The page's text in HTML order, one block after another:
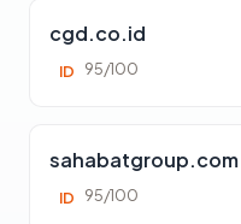
cgd.co.id
ID 95/100
sahabatgroup.com
ID 95/100